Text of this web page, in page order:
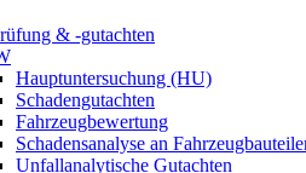
& -gutachten
Hauptuntersuchung (HU)
Schadengutachten
Fahrzeugbewertung
Schadensanalyse an
Unfallanalytische Gutachten